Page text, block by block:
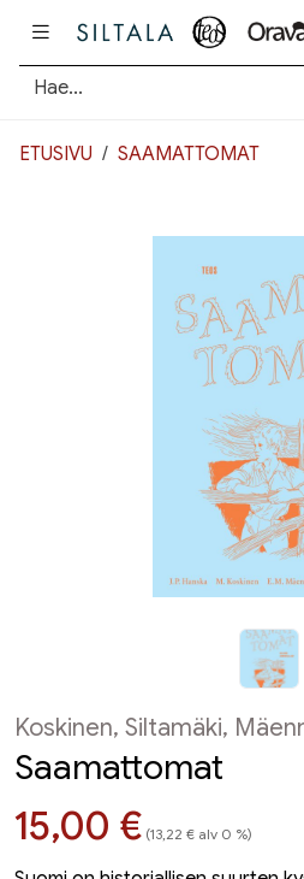
ETUSIVU SAAMATTOMAT
Koskinen, Siltamäki,
Saamattomat
Hinta nyt
15,00 € (13,22 € alv 0 %)